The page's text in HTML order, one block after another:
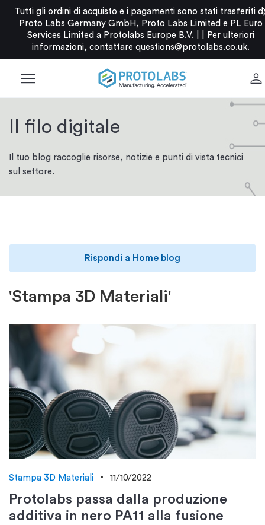
Tutti gli ordini di acquisto e i pagamenti sono stati trasferiti
Proto Labs Germany GmbH, Proto Labs Limited e PL Euro
Services Limited a Protolabs Europe B.V. |
Per ulteriori
informazioni, contattare questions@protolabs.co.uk.
menu person
Il filo digitale
Il tuo blog raccoglie risorse, notizie e punti di vista tecnici
sul settore.
'Stampa 3D Materiali'
Rispondi a Home blog
Stampa 3D Materiali 11/10/2022
Protolabs passa dalla produzione
additiva in nero PA11 alla fusione